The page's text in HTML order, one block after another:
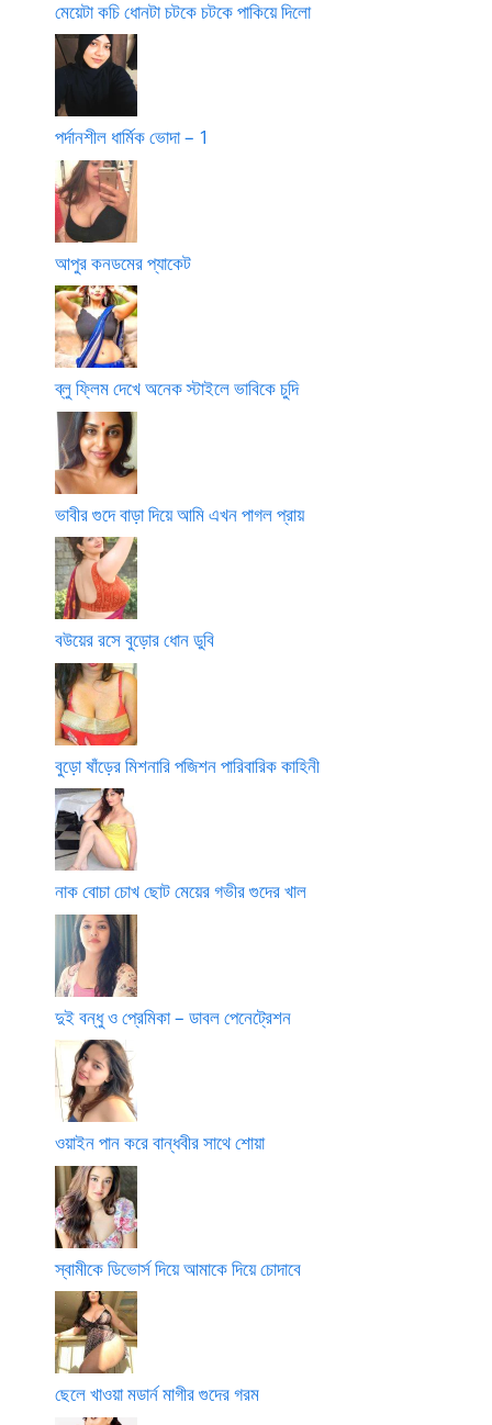
মেয়েটা কচি ধোনটা চটকে চটকে পাকিয়ে দিলো
পর্দানশীল ধার্মিক ভোদা – 1
আপুর কনডমের প্যাকেট
ব্লু ফ্লিম দেখে অনেক স্টাইলে ভাবিকে চুদি
ভাবীর গুদে বাড়া দিয়ে আমি এখন পাগল প্রায়
বউয়ের রসে বুড়োর ধোন ডুবি
বুড়ো ষাঁড়ের মিশনারি পজিশন পারিবারিক কাহিনী
নাক বোচা চোখ ছোট মেয়ের গভীর গুদের খাল
দুই বন্ধু ও প্রেমিকা – ডাবল পেনেট্রেশন
ওয়াইন পান করে বান্ধবীর সাথে শোয়া
স্বামীকে ডিভোর্স দিয়ে আমাকে দিয়ে চোদাবে
ছেলে খাওয়া মডার্ন মাগীর গুদের গরম